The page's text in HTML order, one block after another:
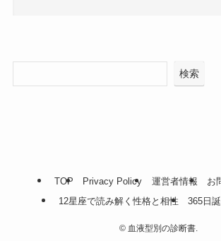
検索
TOP Privacy Policy 運営者情報
お
12星座で読み解く性格と相性
365日
©血液型別の診断書.